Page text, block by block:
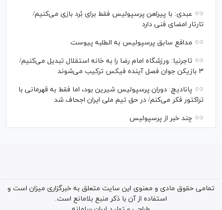
عبدی: با پیراهن پرسپولیس فقط برای بُرد بازی می‌کنیم/
تارتار امضای فنی دارد
مدافع سابق پرسپولیس به الطلبه پیوست
تاجرنیا: ورزشگاه امام رضا را به خانه استقلال تبدیل می‌کنیم/
۳ بازیکن جوان فصل آینده فیکس ترکیب می‌شوند
پانادیچ: دوران پرسپولیس شیرین بود، اما فقط به قهرمانی با
تراکتور فکر می‌کنم/ در حق تیم ملی ایران اجحاف شد
چند خبر از پرسپولیس
تمامی حقوق مادی و معنوی این سایت متعلق به خبرگزاری میزان است و
استفاده از آن با ذکر منبع بلامانع است.